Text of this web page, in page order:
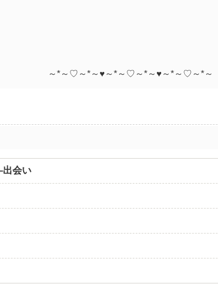
～*～♡～*～♥～*～♡～*～♥～*～♡～*～
会い